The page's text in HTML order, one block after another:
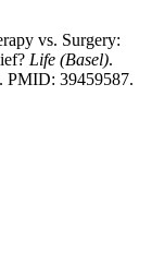
vs. Surgery:
Life (Basel).
PMID: 39459587.